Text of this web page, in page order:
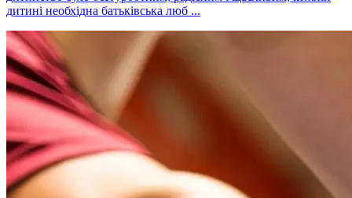
дитині необхідна батьківська люб ...